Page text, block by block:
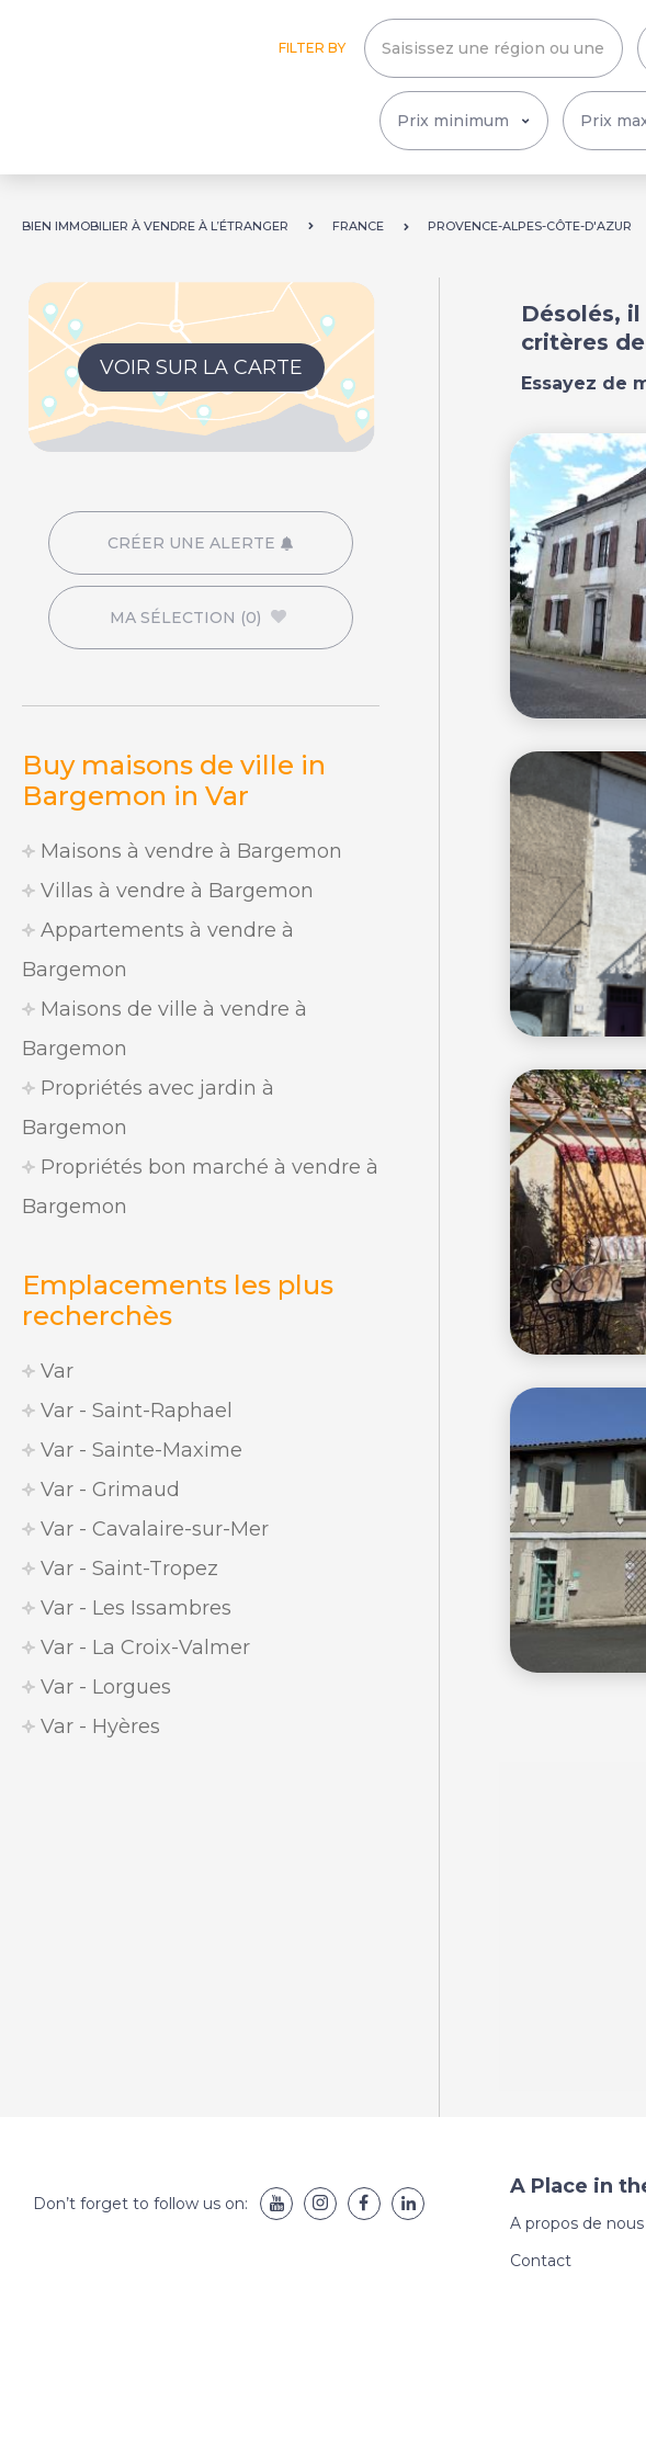
FILTER BY
BIEN IMMOBILIER À VENDRE À L’ÉTRANGER FRANCE PROVENCE-ALPES-CÔTE-D'AZUR
VOIR SUR LA CARTE
CRÉER UNE ALERTE
MA SÉLECTION (0)
Buy maisons de ville in
Bargemon in Var
Maisons à vendre à Bargemon
Villas à vendre à Bargemon
Appartements à vendre à
Bargemon
Maisons de ville à vendre à
Bargemon
Propriétés avec jardin à
Bargemon
Propriétés bon marché à vendre à
Bargemon
Emplacements les plus
recherchès
Var
Var - Saint-Raphael
Var - Sainte-Maxime
Var - Grimaud
Var - Cavalaire-sur-Mer
Var - Saint-Tropez
Var - Les Issambres
Var - La Croix-Valmer
Var - Lorgues
Var - Hyères
Désolés,
critères
Essayez de
Don’t forget to follow us on:
A Place in
A propos de nous
Contact